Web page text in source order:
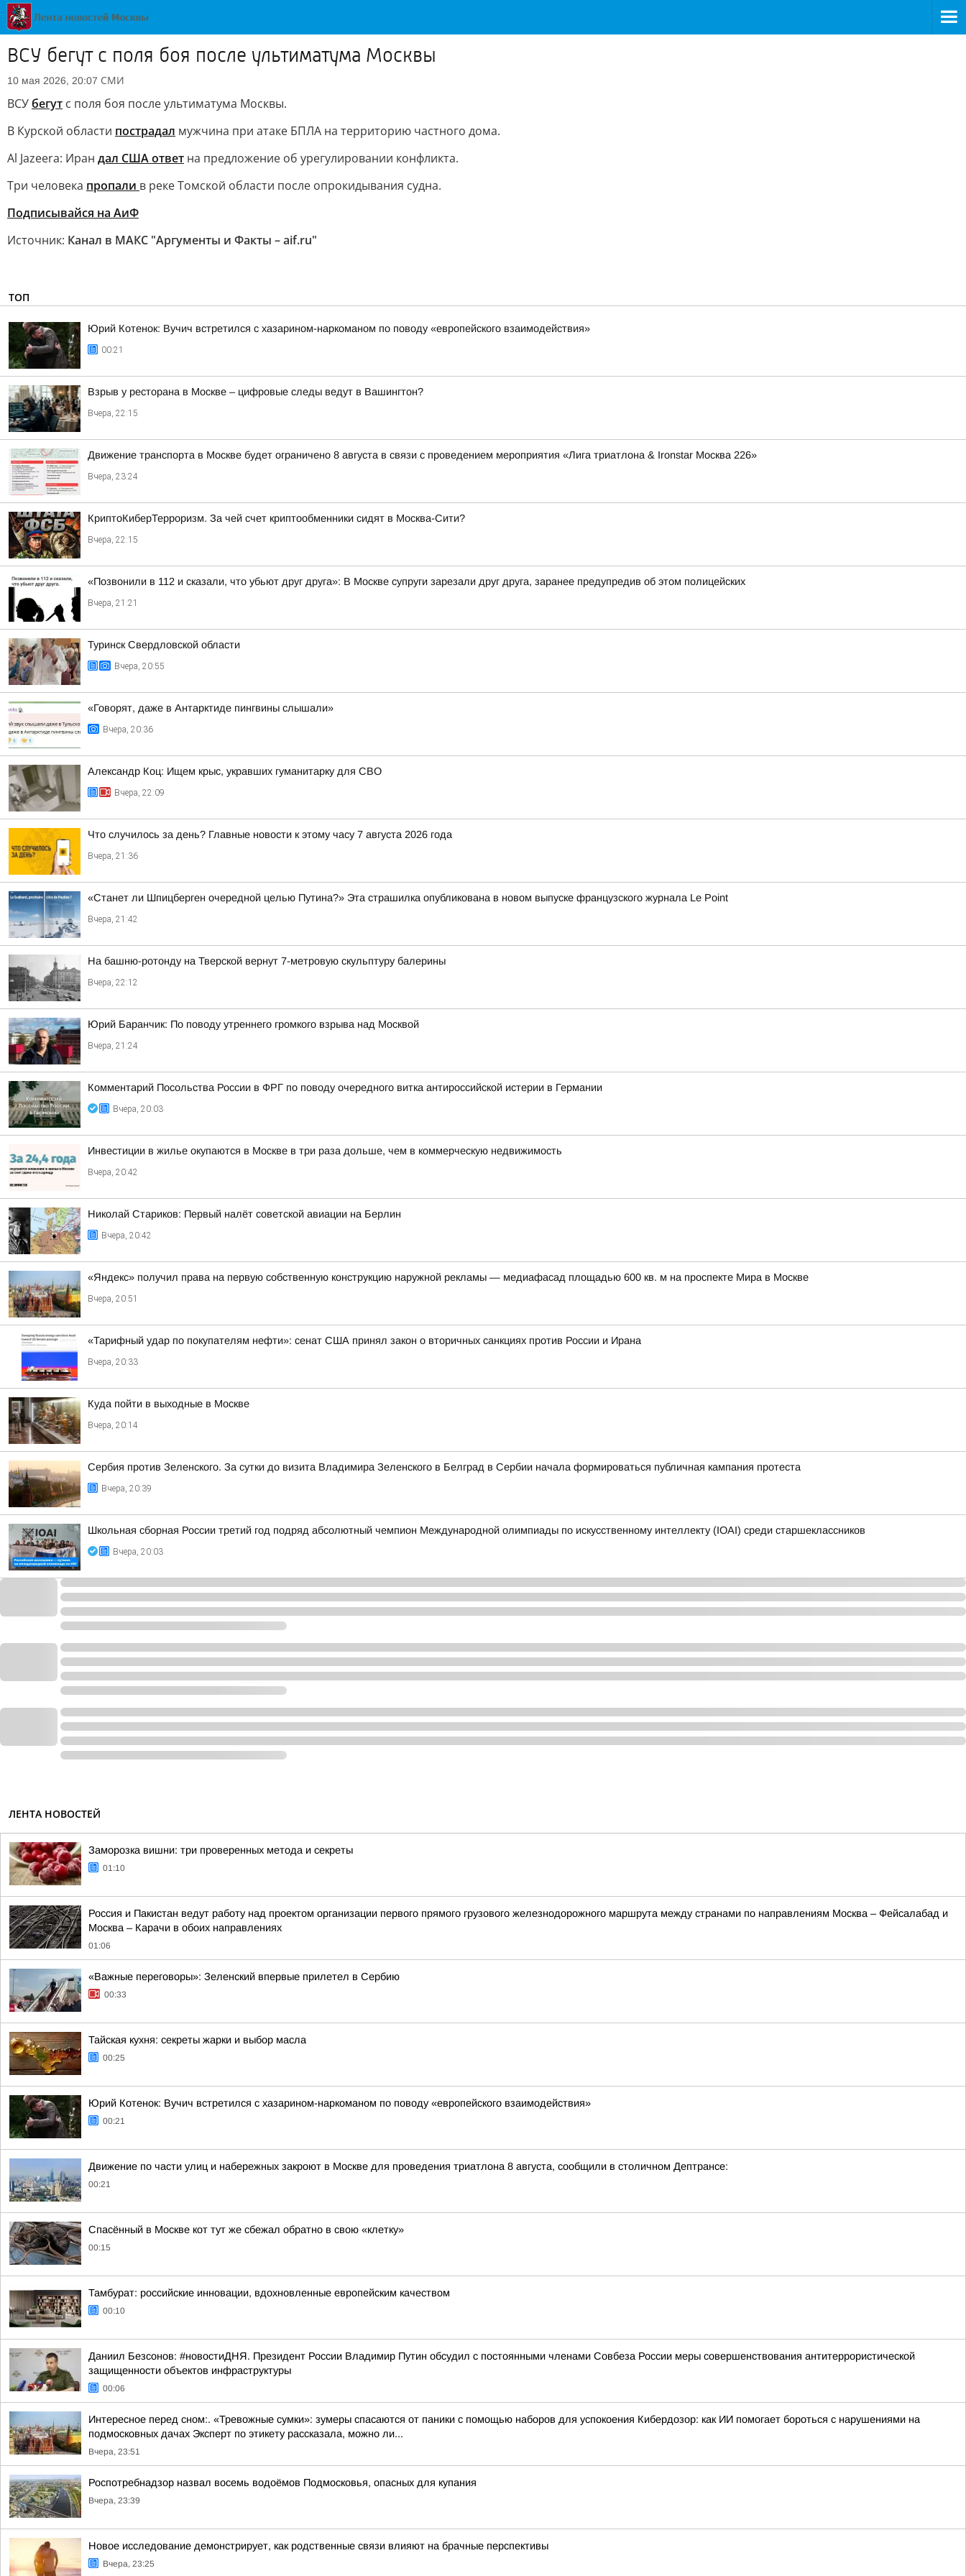
ВСУ бегут с поля боя после ультиматума Москвы
10 мая 2026, 20:07 СМИ
ВСУбегут с поля боя после ультиматума Москвы.
В Курской области пострадал мужчина при атаке БПЛА на территорию частного дома.
Al Jazeera: Иран дал США ответ на предложение об урегулировании конфликта.
Три человека пропали в реке Томской области после опрокидывания судна.
Подписывайся на АиФ
Источник: Канал в МАКС "Аргументы и Факты – aif.ru"
ТОП
Юрий Котенок: Вучич встретился с хазарином-наркоманом по поводу «европейского взаимодействия»
00:21
Взрыв у ресторана в Москве – цифровые следы ведут в Вашингтон?
Вчера, 22:15
Движение транспорта в Москве будет ограничено 8 августа в связи с проведением мероприятия «Лига триатлона & Ironstar Москва 226»
Вчера, 23:24
КриптоКиберТерроризм. За чей счет криптообменники сидят в Москва-Сити?
Вчера, 22:15
«Позвонили в 112 и сказали, что убьют друг друга»: В Москве супруги зарезали друг друга, заранее предупредив об этом полицейских
Вчера, 21:21
Туринск Свердловской области
Вчера, 20:55
«Говорят, даже в Антарктиде пингвины слышали»
Вчера, 20:36
Александр Коц: Ищем крыс, укравших гуманитарку для СВО
Вчера, 22:09
Что случилось за день? Главные новости к этому часу 7 августа 2026 года
Вчера, 21:36
«Станет ли Шпицберген очередной целью Путина?» Эта страшилка опубликована в новом выпуске французского журнала Le Point
Вчера, 21:42
На башню-ротонду на Тверской вернут 7-метровую скульптуру балерины
Вчера, 22:12
Юрий Баранчик: По поводу утреннего громкого взрыва над Москвой
Вчера, 21:24
Комментарий Посольства России в ФРГ по поводу очередного витка антироссийской истерии в Германии
Вчера, 20:03
Инвестиции в жилье окупаются в Москве в три раза дольше, чем в коммерческую недвижимость
Вчера, 20:42
Николай Стариков: Первый налёт советской авиации на Берлин
Вчера, 20:42
«Яндекс» получил права на первую собственную конструкцию наружной рекламы — медиафасад площадью 600 кв. м на проспекте Мира в Москве
Вчера, 20:51
«Тарифный удар по покупателям нефти»: сенат США принял закон о вторичных санкциях против России и Ирана
Вчера, 20:33
Куда пойти в выходные в Москве
Вчера, 20:14
Сербия против Зеленского. За сутки до визита Владимира Зеленского в Белград в Сербии начала формироваться публичная кампания протеста
Вчера, 20:39
Школьная сборная России третий год подряд абсолютный чемпион Международной олимпиады по искусственному интеллекту (IOAI) среди старшеклассников
Вчера, 20:03
ЛЕНТА НОВОСТЕЙ
Заморозка вишни: три проверенных метода и секреты
01:10
Россия и Пакистан ведут работу над проектом организации первого прямого грузового железнодорожного маршрута между странами по направлениям Москва – Фейсалабад и
Москва – Карачи в обоих направлениях
01:06
«Важные переговоры»: Зеленский впервые прилетел в Сербию
00:33
Тайская кухня: секреты жарки и выбор масла
00:25
Юрий Котенок: Вучич встретился с хазарином-наркоманом по поводу «европейского взаимодействия»
00:21
Движение по части улиц и набережных закроют в Москве для проведения триатлона 8 августа, сообщили в столичном Дептрансе:
00:21
Спасённый в Москве кот тут же сбежал обратно в свою «клетку»
00:15
Тамбурат: российские инновации, вдохновленные европейским качеством
00:10
Даниил Безсонов: #новостиДНЯ. Президент России Владимир Путин обсудил с постоянными членами Совбеза России меры совершенствования антитеррористической
защищенности объектов инфраструктуры
00:06
Интересное перед сном:. «Тревожные сумки»: зумеры спасаются от паники с помощью наборов для успокоения Кибердозор: как ИИ помогает бороться с нарушениями на
подмосковных дачах Эксперт по этикету рассказала, можно ли...
Вчера, 23:51
Роспотребнадзор назвал восемь водоёмов Подмосковья, опасных для купания
Вчера, 23:39
Новое исследование демонстрирует, как родственные связи влияют на брачные перспективы
Вчера, 23:25